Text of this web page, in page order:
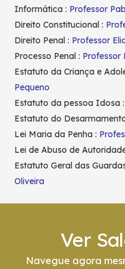
Informática : Professor
Direito Constitucional :
Direito Penal : Professor
Processo Penal : Professor
Estatuto da Criança e
Pequeno
Estatuto da pessoa Idosa :
Estatuto do
Lei Maria da Penha :
Lei de Abuso de
Estatuto Geral das
Oliveira
Ver
Navegue agora